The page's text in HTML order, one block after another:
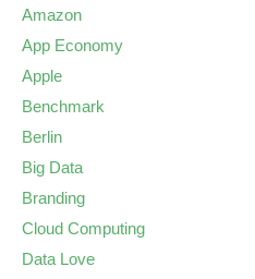
Amazon
App Economy
Apple
Benchmark
Berlin
Big Data
Branding
Cloud Computing
Data Love